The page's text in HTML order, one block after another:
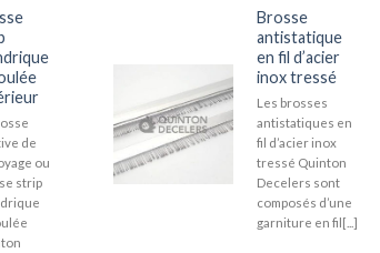
de
ou
strip
Brosse
antistatique
en fil d’acier
inox tressé
Les brosses
antistatiques en
fil d’acier inox
tressé Quinton
Decelers sont
composés d’une
garniture en fil[...]